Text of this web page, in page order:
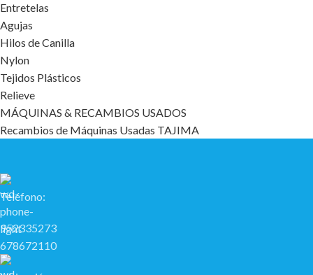
Entretelas
Agujas
Hilos de Canilla
Nylon
Tejidos Plásticos
Relieve
MÁQUINAS & RECAMBIOS USADOS
Recambios de Máquinas Usadas TAJIMA
Teléfono:
952335273
678672110